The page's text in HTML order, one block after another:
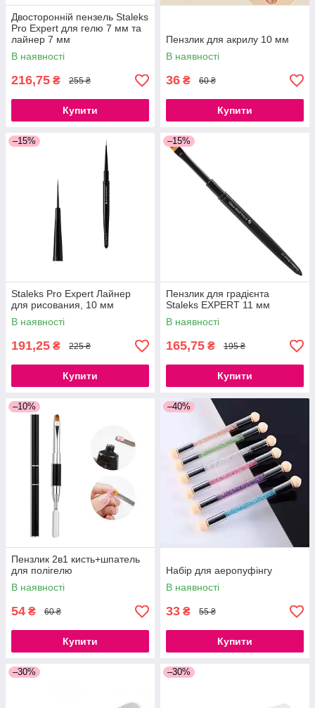
Двосторонній пензель Staleks
Pro Expert для гелю 7 мм та
лайнер 7 мм
В наявності
216,75 ₴ 255 ₴
Купити
Пензлик для акрилу 10 мм
В наявності
36 ₴ 60 ₴
Купити
–15%
Staleks Pro Expert Лайнер
для рисования, 10 мм
В наявності
191,25 ₴ 225 ₴
Купити
–15%
Пензлик для градієнта
Staleks EXPERT 11 мм
В наявності
165,75 ₴ 195 ₴
Купити
–10%
Пензлик 2в1 кисть+шпатель
для полігелю
В наявності
54 ₴ 60 ₴
Купити
–40%
Набір для аеропуфінгу
В наявності
33 ₴ 55 ₴
Купити
–30% –30%